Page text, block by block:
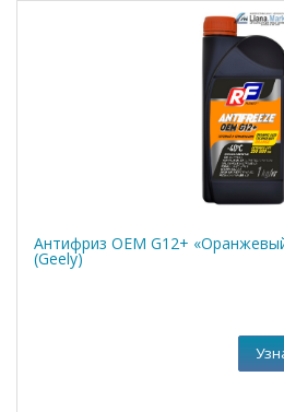
Антифриз OEM G12+
(Geely)